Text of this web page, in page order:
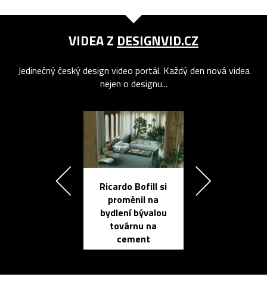
VIDEA Z DESIGNVID.CZ
Jedinečný český design video portál. Každý den nová videa
nejen o designu...
Ricardo Bofill si
proměnil na
bydlení bývalou
továrnu na
cement